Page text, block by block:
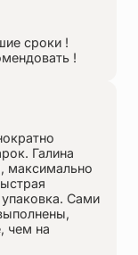
сроки !
!
Галина
максимально
упаковка. Сами
чем на